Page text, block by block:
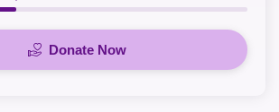
Donate Now